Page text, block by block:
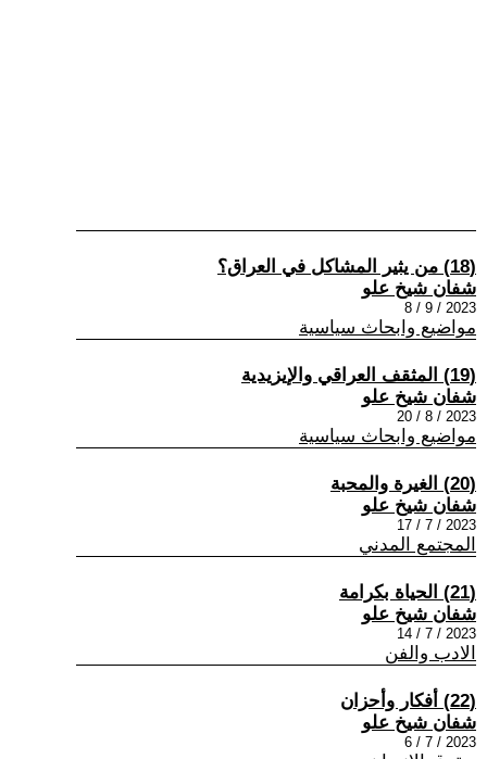
(18) من يثير المشاكل في العراق؟
شفان شيخ علو
2023 / 9 / 8
مواضيع وابحاث سياسية
(19) المثقف العراقي والإيزيدية
شفان شيخ علو
2023 / 8 / 20
مواضيع وابحاث سياسية
(20) الغيرة والمحبة
شفان شيخ علو
2023 / 7 / 17
المجتمع المدني
(21) الحياة بكرامة
شفان شيخ علو
2023 / 7 / 14
الادب والفن
(22) أفكار وأحزان
شفان شيخ علو
2023 / 7 / 6